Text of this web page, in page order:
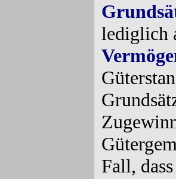
lediglich
Fall,